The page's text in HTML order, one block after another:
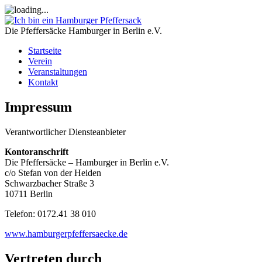
Die Pfeffersäcke Hamburger in Berlin e.V.
Startseite
Verein
Veranstaltungen
Kontakt
Impressum
Verantwortlicher Diensteanbieter
Kontoranschrift
Die Pfeffersäcke – Hamburger in Berlin e.V.
c/o Stefan von der Heiden
Schwarzbacher Straße 3
10711 Berlin
Telefon: 0172.41 38 010
www.hamburgerpfeffersaecke.de
Vertreten durch